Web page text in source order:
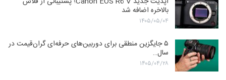
بالاخره اضافه شد
۱۴۰۵/۰۵/۰۴
۵ جایگزین منطقی برای دوربین‌های حرفه‌ای گران‌قیمت در
سال…
۱۴۰۵/۰۴/۲۸